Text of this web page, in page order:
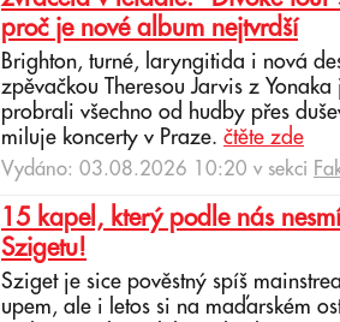
proč je nové album nejtvrdší
Brighton, turné, laryngitida i nová
zpěvačkou Theresou Jarvis z
probrali všechno od hudby přes
miluje koncerty v Praze. čtěte zde
Vydáno: 03.08.2026 10:20 v sekci
15 kapel, který podle nás
Szigetu!
Sziget je sice pověstný spíš
upem, ale i letos si na maďarském